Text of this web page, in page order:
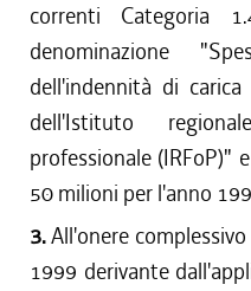
correnti Categoria
denominazione
dell'indennità di
dell'Istituto
professionale (IRFoP)"
50 milioni per l'anno
3.All'onere
1999 derivante